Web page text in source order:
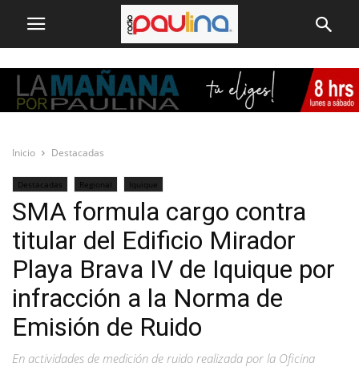
Inicio Destacadas
Destacadas Regional Iquique
SMA formula cargo contra
titular del Edificio Mirador
Playa Brava IV de Iquique por
infracción a la Norma de
Emisión de Ruido
En actividades de medición de ruido realizada por la Oficina